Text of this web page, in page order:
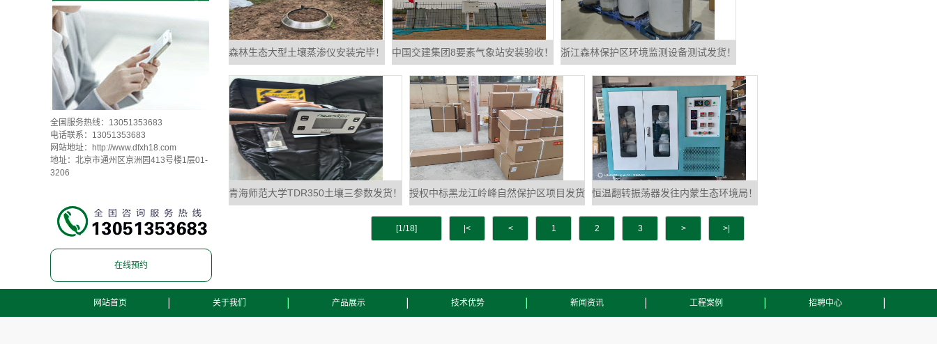
全国服务热线：13051353683
电话联系：13051353683
网站地址：
http://www.dfxh18.com
地址：北京市通州区京洲园413号楼1层01-
3206
在线预约
森林生态大型土壤蒸渗仪安装完毕！ 中国交建集团8要素气象站安装验收！ 浙江森林保护区环境监测设备测试发货！
青海师范大学TDR350土壤三参数发货！ 授权中标黑龙江岭峰自然保护区项目发货 恒温翻转振荡器发往内蒙生态环境局！
[1/18] |< < 1 2 3 > >|
网站首页 关于我们 产品展示 技术优势 新闻资讯 工程案例 招聘中心